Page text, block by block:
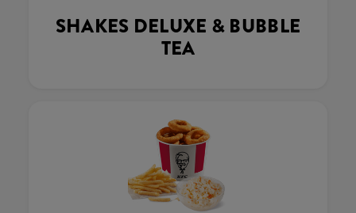
SHAKES DELUXE & BUBBLE
TEA